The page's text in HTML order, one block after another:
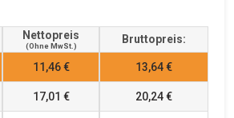
Nettopreis
(ohne MwSt.)
Bruttopreis:
11,46 € 13,64 €
17,01 € 20,24 €